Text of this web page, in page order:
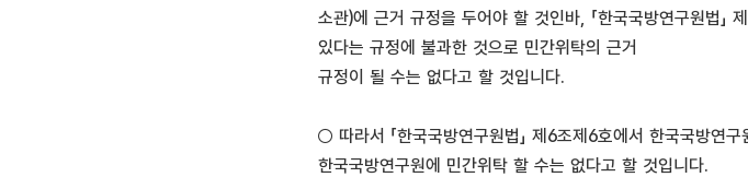
소관)에 근거 규정을 두어야 할 것인바, 「한국국방연구원법
있다는 규정에 불과한 것으로 민간위탁의 근거
규정이 될 수는 없다고 할 것입니다.
○ 따라서 「한국국방연구원법」 제6조제6호에서 한국국방연
한국국방연구원에 민간위탁 할 수는 없다고 할 것입니다.